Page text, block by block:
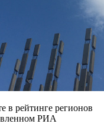
в рейтинге регионов
РИА